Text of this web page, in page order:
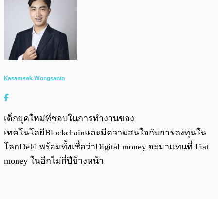
Kasamsak Wongsanin
เด็กยุคใหม่ที่ชอบในการทำงานของ
เทคโนโลยีBlockchainและมีความสนใจกับการลงทุนใน
โลกDeFi พร้อมทั้งเชื่อว่าDigital money จะมาแทนที่ Fiat
money ในอีกไม่กี่ปีข้างหน้า